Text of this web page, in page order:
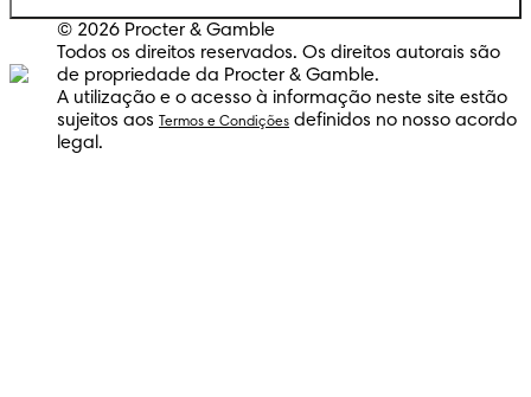
© 2026 Procter & Gamble
Todos os direitos reservados. Os direitos autorais são
de propriedade da Procter & Gamble.
A utilização e o acesso à informação neste site estão
sujeitos aos
Termos e Condições definidos no nosso acordo
legal.